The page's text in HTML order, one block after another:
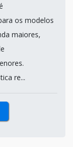
os modelos
maiores,
re...